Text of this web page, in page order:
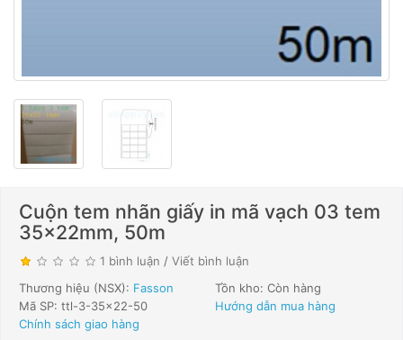
Cuộn tem nhãn giấy in mã vạch 03 tem
35x22mm, 50m
1 bình luận / Viết bình luận
Thương hiệu (NSX): Fasson
Mã SP: ttl-3-35x22-50
Chính sách giao hàng
Tồn kho: Còn hàng
Hướng dẫn mua hàng